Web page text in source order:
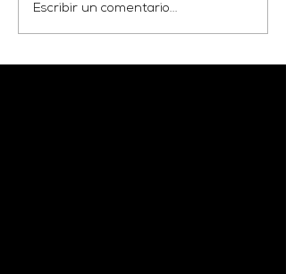
Escribir un comentario...